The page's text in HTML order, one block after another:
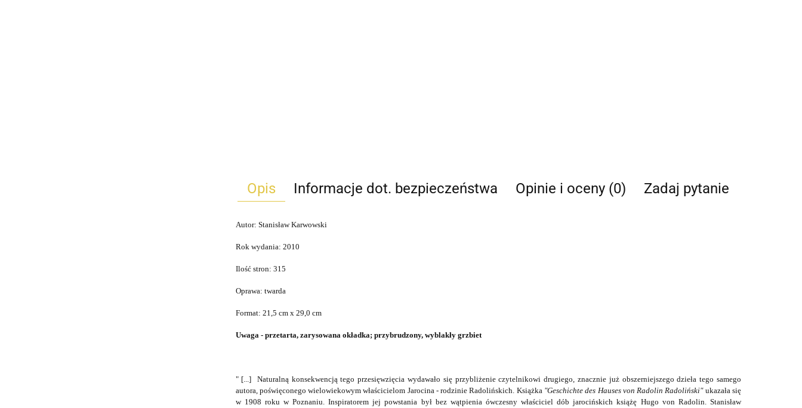
Opis Informacje dot. bezpieczeństwa Opinie i oceny (0) Zadaj pytanie
Autor: Stanisław Karwowski
Rok wydania: 2010
Ilość stron: 315
Oprawa: twarda
Format: 21,5 cm x 29,0 cm
Uwaga - przetarta, zarysowana okładka; przybrudzony, wyblakły grzbiet
" [...] Naturalną konsekwencją tego przesięwzięcia wydawało się przybliżenie czytelnikowi drugiego, znacznie już obszerniejszego dzieła tego samego
autora, poświęconego wielowiekowym właścicielom Jarocina - rodzinie Radolińskich. Książka "Geschichte des Hauses von Radolin Radoliński"ukazała się
w 1908 roku w Poznaniu. Inspiratorem jej powstania był bez wątpienia ówczesny właściciel dób jarocińskich książę Hugo von Radolin. Stanisław